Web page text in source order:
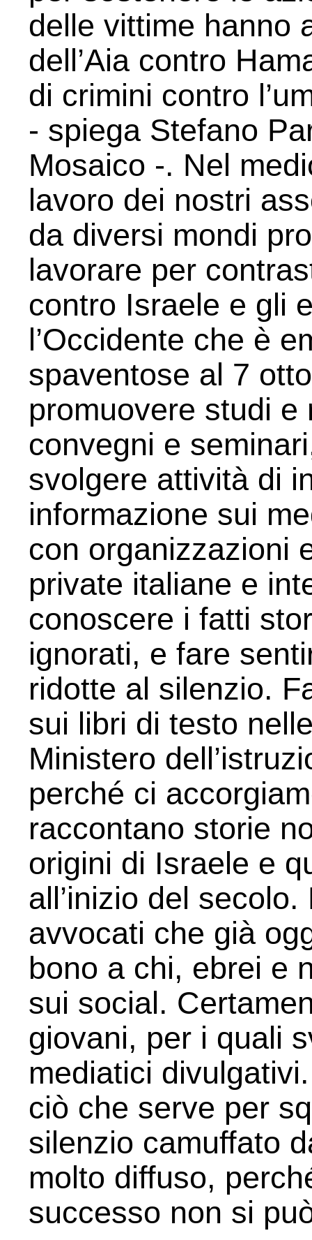
delle vittime hanno
dell’Aia contro
di crimini contro
- spiega Stefano
Mosaico -. Nel
lavoro dei nostri
da diversi mondi
lavorare per
contro Israele e gli
l’Occidente che è
spaventose al 7
promuovere studi
convegni e
svolgere attività di
informazione sui
con organizzazioni
private italiane e
conoscere i fatti
ignorati, e fare
ridotte al silenzio.
sui libri di testo
Ministero
perché ci
raccontano storie
origini di Israele e
all’inizio del
avvocati che già
bono a chi, ebrei e
sui social.
giovani, per i quali
mediatici
ciò che serve per
silenzio camuffato
molto diffuso,
successo non si